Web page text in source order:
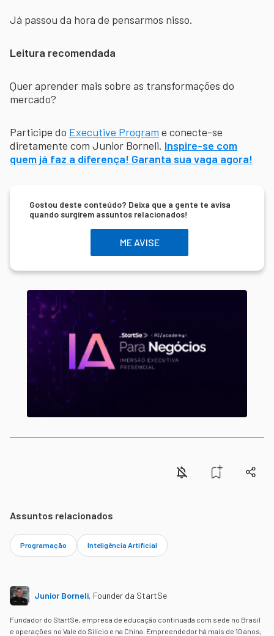
Já passou da hora de pensarmos nisso.
Leitura recomendada
Quer aprender mais sobre as transformações do
mercado?
Participe do Executive Program e conecte-se
diretamente com Junior Borneli. Inspire-se com
quem já faz a diferença! Garanta sua vaga agora!
Gostou deste conteúdo? Deixa que a gente te avisa
quando surgirem assuntos relacionados!
ME AVISE
Assuntos relacionados
Programação Inteligência Artificial
Junior Borneli, Founder da StartSe
Fundador do StartSe, empresa de educação continuada com sede no Brasil
e operações no Vale do Silício e na China. Empreendedor há mais de 10 anos,